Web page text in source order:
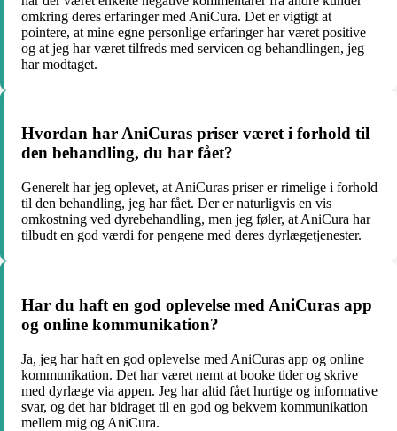
omkring deres erfaringer med AniCura. Det er vigtigt at
pointere, at mine egne personlige erfaringer har været positive
og at jeg har været tilfreds med servicen og behandlingen, jeg
har modtaget.
Hvordan har AniCuras priser været i forhold til
den behandling, du har fået?
Generelt har jeg oplevet, at AniCuras priser er rimelige i forhold
til den behandling, jeg har fået. Der er naturligvis en vis
omkostning ved dyrebehandling, men jeg føler, at AniCura har
tilbudt en god værdi for pengene med deres dyrlægetjenester.
Har du haft en god oplevelse med AniCuras app
og online kommunikation?
Ja, jeg har haft en god oplevelse med AniCuras app og online
kommunikation. Det har været nemt at booke tider og skrive
med dyrlæge via appen. Jeg har altid fået hurtige og informative
svar, og det har bidraget til en god og bekvem kommunikation
mellem mig og AniCura.